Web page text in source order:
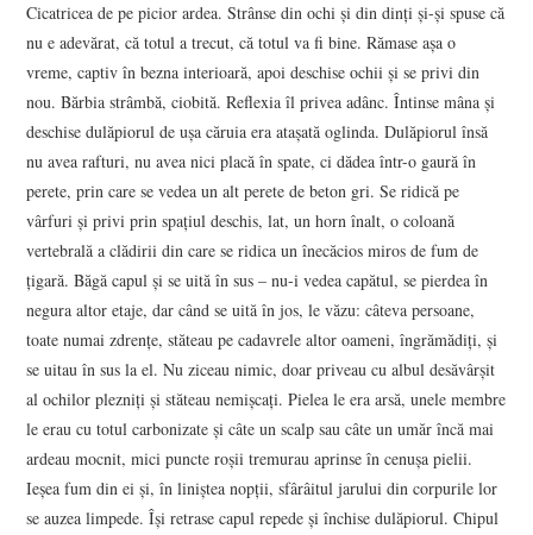
Cicatricea de pe picior ardea. Strânse din ochi şi din dinţi şi-şi spuse că
nu e adevărat, că totul a trecut, că totul va fi bine. Rămase aşa o
vreme, captiv în bezna interioară, apoi deschise ochii şi se privi din
nou. Bărbia strâmbă, ciobită. Reflexia îl privea adânc. Întinse mâna şi
deschise dulăpiorul de uşa căruia era ataşată oglinda. Dulăpiorul însă
nu avea rafturi, nu avea nici placă în spate, ci dădea într-o gaură în
perete, prin care se vedea un alt perete de beton gri. Se ridică pe
vârfuri şi privi prin spaţiul deschis, lat, un horn înalt, o coloană
vertebrală a clădirii din care se ridica un înecăcios miros de fum de
ţigară. Băgă capul şi se uită în sus – nu-i vedea capătul, se pierdea în
negura altor etaje, dar când se uită în jos, le văzu: câteva persoane,
toate numai zdrenţe, stăteau pe cadavrele altor oameni, îngrămădiţi, şi
se uitau în sus la el. Nu ziceau nimic, doar priveau cu albul desăvârşit
al ochilor plezniţi şi stăteau nemişcaţi. Pielea le era arsă, unele membre
le erau cu totul carbonizate şi câte un scalp sau câte un umăr încă mai
ardeau mocnit, mici puncte roşii tremurau aprinse în cenuşa pielii.
Ieşea fum din ei şi, în liniştea nopţii, sfârâitul jarului din corpurile lor
se auzea limpede. Îşi retrase capul repede şi închise dulăpiorul. Chipul